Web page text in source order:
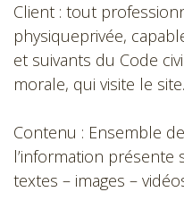
Client : tout
physiqueprivée,
et suivants du Code
morale, qui visite le site.
Contenu : Ensemble
l’information
textes – images –